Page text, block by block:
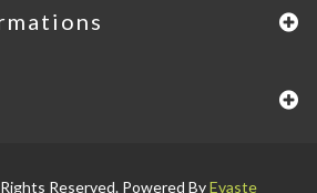
Reserved. Powered ByEvaste